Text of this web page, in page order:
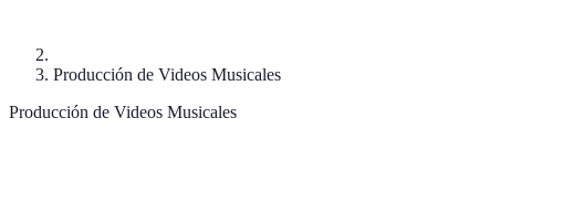
Producción de Videos Musicales
Producción de Videos Musicales